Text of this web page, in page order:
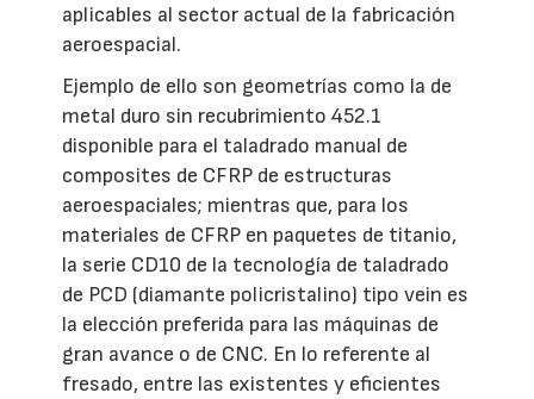
aplicables al sector actual de la fabricación
aeroespacial.
Ejemplo de ello son geometrías como la de
metal duro sin recubrimiento 452.1
disponible para el taladrado manual de
composites de CFRP de estructuras
aeroespaciales; mientras que, para los
materiales de CFRP en paquetes de titanio,
la serie CD10 de la tecnología de taladrado
de PCD (diamante policristalino) tipo vein es
la elección preferida para las máquinas de
gran avance o de CNC. En lo referente al
fresado, entre las existentes y eficientes